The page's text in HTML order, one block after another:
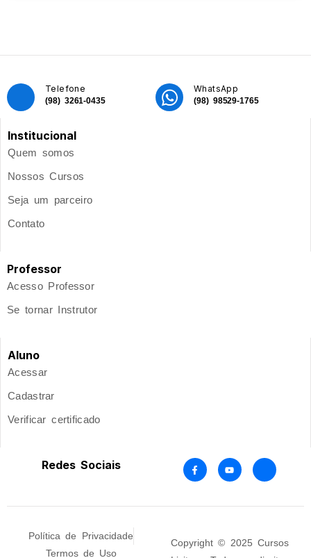
Telefone
(98) 3261-0435
WhatsApp
(98) 98529-1765
Institucional
Quem somos
Nossos Cursos
Seja um parceiro
Contato
Professor
Acesso Professor
Se tornar Instrutor
Aluno
Acessar
Cadastrar
Verificar certificado
Redes Sociais
Política de Privacidade
Termos de Uso
Copyright © 2025 Cursos